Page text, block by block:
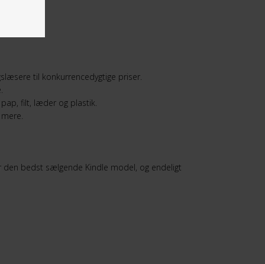
til konkurrencedygtige priser.
filt, læder og plastik.
den bedst sælgende Kindle model, og endeligt